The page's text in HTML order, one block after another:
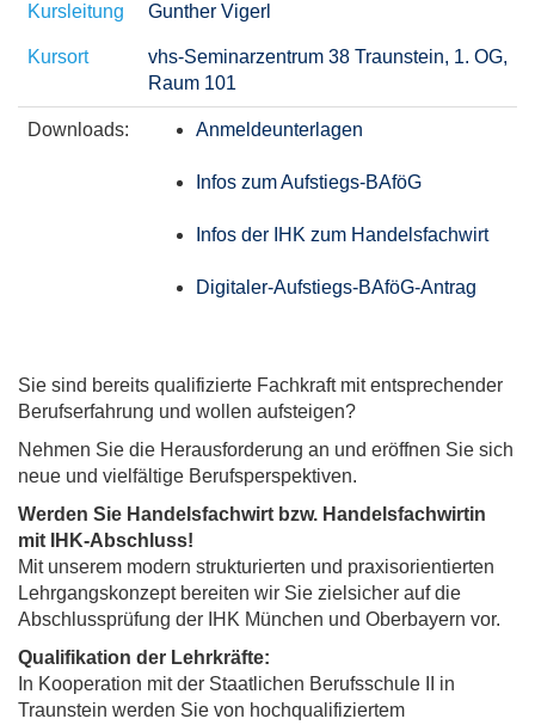
Kursleitung Gunther Vigerl
Kursort
vhs-Seminarzentrum 38 Traunstein, 1. OG,
Raum 101
Downloads: Anmeldeunterlagen
Infos zum Aufstiegs-BAföG
Infos der IHK zum Handelsfachwirt
Digitaler-Aufstiegs-BAföG-Antrag
Sie sind bereits qualifizierte Fachkraft mit entsprechender
Berufserfahrung und wollen aufsteigen?
Nehmen Sie die Herausforderung an und eröffnen Sie sich
neue und vielfältige Berufsperspektiven.
Werden Sie Handelsfachwirt bzw. Handelsfachwirtin
mit IHK-Abschluss!
Mit unserem modern strukturierten und praxisorientierten
Lehrgangskonzept bereiten wir Sie zielsicher auf die
Abschlussprüfung der IHK München und Oberbayern vor.
Qualifikation der Lehrkräfte:
In Kooperation mit der Staatlichen Berufsschule II in
Traunstein werden Sie von hochqualifiziertem